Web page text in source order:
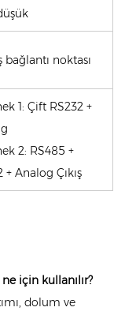
bağlantı noktası
1: Çift RS232 +
2: RS485 +
+ Analog Çıkış
için kullanılır?
dolum ve